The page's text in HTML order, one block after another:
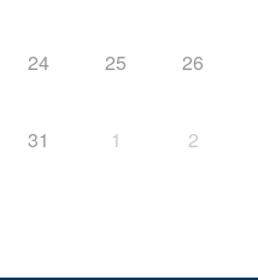
24 25 26
31 1 2